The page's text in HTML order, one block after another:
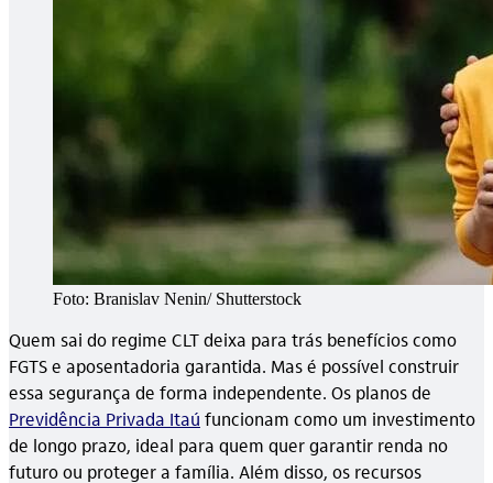
Foto: Branislav Nenin/ Shutterstock
Quem sai do regime CLT deixa para trás benefícios como
FGTS e aposentadoria garantida. Mas é possível construir
essa segurança de forma independente. Os planos de
Previdência Privada Itaú funcionam como um investimento
de longo prazo, ideal para quem quer garantir renda no
futuro ou proteger a família. Além disso, os recursos